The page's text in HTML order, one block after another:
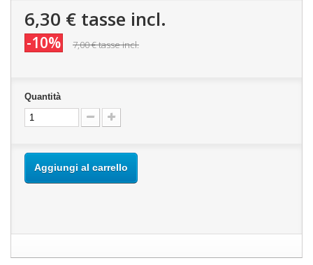
6,30 € tasse incl.
-10% 7,00 €tasse incl.
Quantità
Aggiungi al carrello